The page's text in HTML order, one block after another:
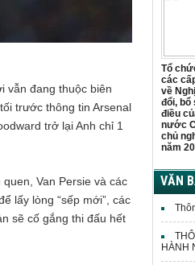
vẫn đang thuộc biên
trước thông tin Arsenal
trở lại Anh chỉ 1
Van Persie và các
lấy lòng “sếp mới”, các
sẽ cố gắng thi đấu hết
Tổ
các
về
đổi, bổ
điều
nước
chủ
năm
VĂN
HÀNH